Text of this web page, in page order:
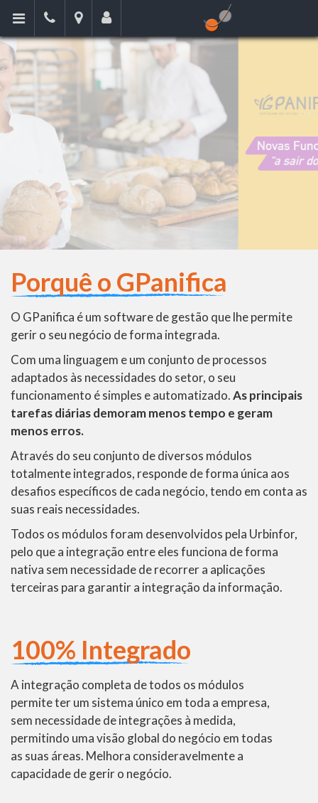
Porquê o GPanifica
O GPanifica é um software de gestão que lhe permite
gerir o seu negócio de forma integrada.
Com uma linguagem e um conjunto de processos
adaptados às necessidades do setor, o seu
funcionamento é simples e automatizado.As principais
tarefas diárias demoram menos tempo e geram
menos erros.
Através do seu conjunto de diversos módulos
totalmente integrados, responde de forma única aos
desafios específicos de cada negócio, tendo em conta as
suas reais necessidades.
Todos os módulos foram desenvolvidos pela Urbinfor,
pelo que a integração entre eles funciona de forma
nativa sem necessidade de recorrer a aplicações
terceiras para garantir a integração da informação.
100% Integrado
A integração completa de todos os módulos
permite ter um sistema único em toda a empresa,
sem necessidade de integrações à medida,
permitindo uma visão global do negócio em todas
as suas áreas. Melhora consideravelmente a
capacidade de gerir o negócio.